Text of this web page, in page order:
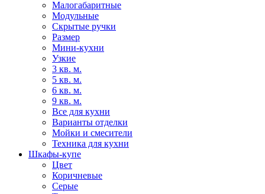
Малогабаритные
Модульные
Скрытые ручки
Размер
Мини-кухни
Узкие
3 кв. м.
5 кв. м.
6 кв. м.
9 кв. м.
Все для кухни
Варианты отделки
Мойки и смесители
Техника для кухни
Шкафы-купе
Цвет
Коричневые
Серые